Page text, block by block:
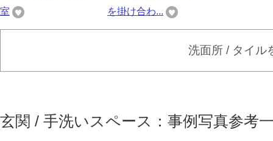
室
を掛け合わ...
洗面所 / タイル
玄関 / 手洗いスペース：事例写真参考